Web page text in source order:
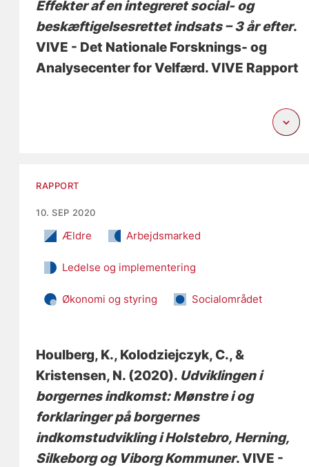
Effekter af en integreret social- og
beskæftigelsesrettet indsats – 3 år efter.
VIVE - Det Nationale Forsknings- og
Analysecenter for Velfærd. VIVE Rapport
RAPPORT
10. SEP 2020
Ældre Arbejdsmarked
Ledelse og implementering
Økonomi og styring Socialområdet
Houlberg, K., Kolodziejczyk, C., &
Kristensen, N. (2020). Udviklingen i
borgernes indkomst: Mønstre i og
forklaringer på borgernes
indkomstudvikling i Holstebro, Herning,
Silkeborg og Viborg Kommuner. VIVE -